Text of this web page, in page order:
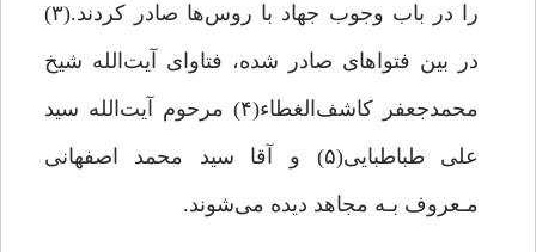
را در باب وجوب جهاد با روس‌ها صادر کردند.(۳)
در بین فتواهای صادر شده، فتاوای آیت‌الله شیخ
محمدجعفر کاشف‌الغطاء(۴) مرحوم آیت‌الله سید
علی ‌طباطبایی(۵) و آقا سید محمد اصفهانی
مـعروف بـه مجاهد دیده می‌شوند.